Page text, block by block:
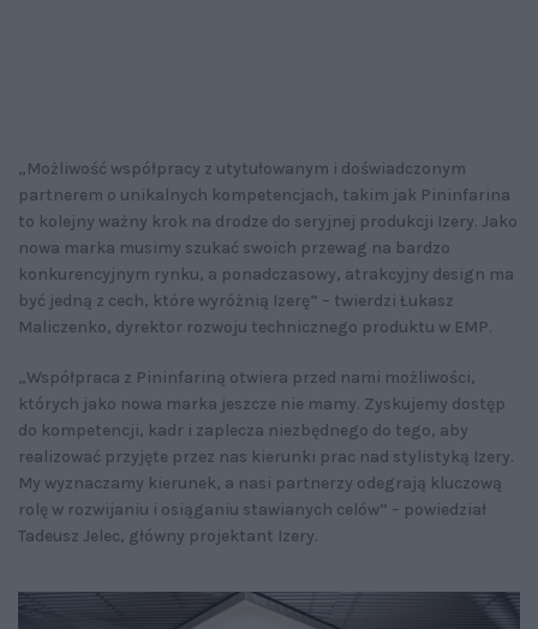
„Możliwość współpracy z utytułowanym i doświadczonym
partnerem o unikalnych kompetencjach, takim jak Pininfarina
to kolejny ważny krok na drodze do seryjnej produkcji Izery. Jako
nowa marka musimy szukać swoich przewag na bardzo
konkurencyjnym rynku, a ponadczasowy, atrakcyjny design ma
być jedną z cech, które wyróżnią Izerę” – twierdzi Łukasz
Maliczenko, dyrektor rozwoju technicznego produktu w EMP.
„Współpraca z Pininfariną otwiera przed nami możliwości,
których jako nowa marka jeszcze nie mamy. Zyskujemy dostęp
do kompetencji, kadr i zaplecza niezbędnego do tego, aby
realizować przyjęte przez nas kierunki prac nad stylistyką Izery.
My wyznaczamy kierunek, a nasi partnerzy odegrają kluczową
rolę w rozwijaniu i osiąganiu stawianych celów” – powiedział
Tadeusz Jelec, główny projektant Izery.